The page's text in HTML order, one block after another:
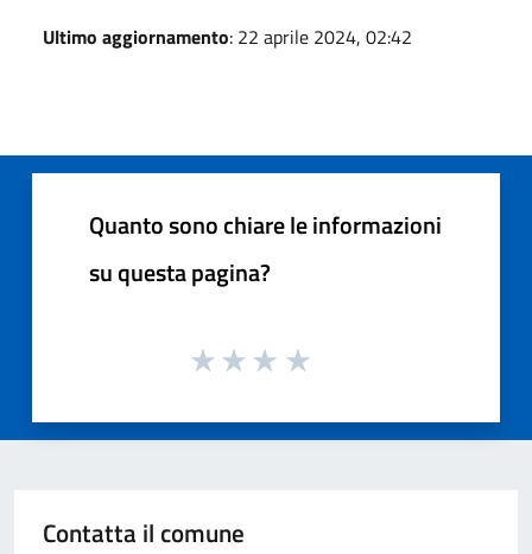
Ultimo aggiornamento: 22 aprile 2024, 02:42
Quanto sono chiare le informazioni
su questa pagina?
Contatta il comune